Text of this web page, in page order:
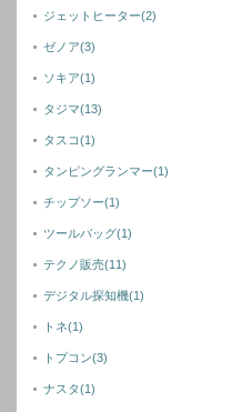
ジェットヒーター(2)
ゼノア(3)
ソキア(1)
タジマ(13)
タスコ(1)
タンピングランマー(1)
チップソー(1)
ツールバッグ(1)
テクノ販売(11)
デジタル探知機(1)
トネ(1)
トプコン(3)
ナスタ(1)